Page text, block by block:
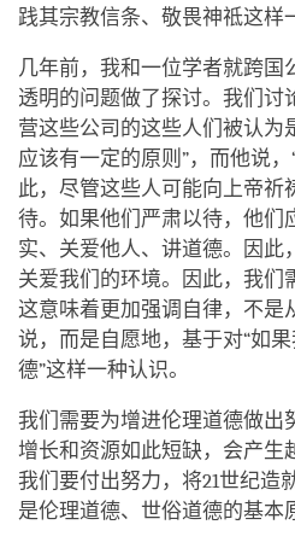
践其宗教信条、敬畏神祗这样
几年前，我和一位学者就跨国
透明的问题做了探讨。我们讨
营这些公司的这些人们被认为
应该有一定的原则”，而他说，
此，尽管这些人可能向上帝祈
待。如果他们严肃以待，他们
实、关爱他人、讲道德。因此
关爱我们的环境。因此，我们
这意味着更加强调自律，不是
说，而是自愿地，基于对“如
德”这样一种认识。
我们需要为增进伦理道德做出
增长和资源如此短缺，会产生
我们要付出努力，将21世纪造
是伦理道德、世俗道德的基本